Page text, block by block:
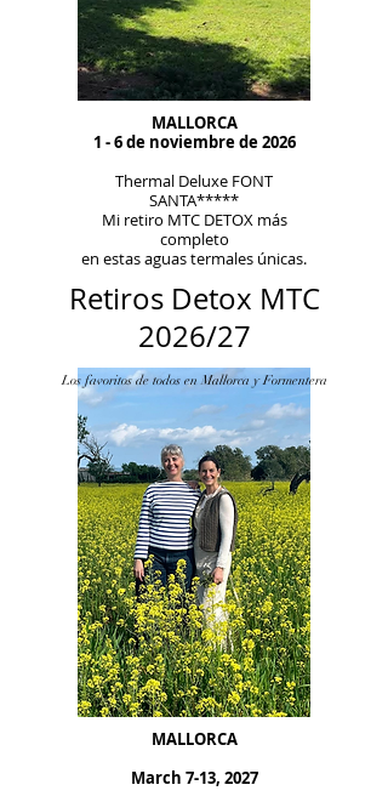
MALLORCA
1 - 6 de noviembre de 2026
Thermal Deluxe FONT
SANTA*****
Mi retiro MTC DETOX más
completo
en estas aguas termales únicas.
Retiros Detox MTC
2026/27
Los favoritos de todos en Mallorca y Formentera
MALLORCA
​March 7-13, 2027